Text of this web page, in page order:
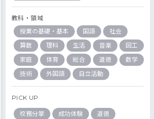
教科・領域
授業の基礎・基本
国語
社会
算数
理科 生活 音楽
図工
家庭
体育 総合 道徳
数学
技術
外国語 自立活動
PICK UP
校務分掌 成功体験 道徳